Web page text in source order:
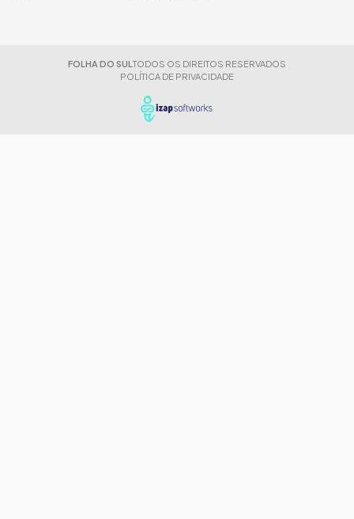
FOLHA DO SUL TODOS OS DIREITOS RESERVADOS
POLÍTICA DE PRIVACIDADE